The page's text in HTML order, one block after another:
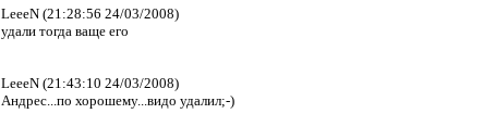
LeeeN (21:28:56 24/03/2008)
удали тогда ваще его
LeeeN (21:43:10 24/03/2008)
Андрес...по хорошему...видо удалил;-)